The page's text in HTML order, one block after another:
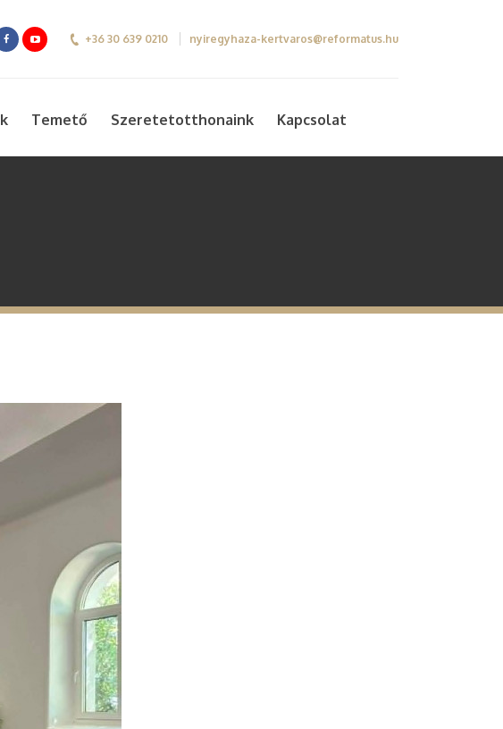
+36 30 639 0210 nyiregyhaza-kertvaros@reformatus.hu
Temető Szeretetotthonaink Kapcsolat